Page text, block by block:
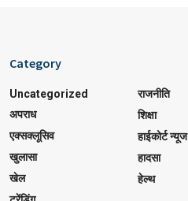
Category
Uncategorized
अपराध
एक्सक्लूसिव
खुलासा
खेल
राजनीति
शिक्षा
हाईकोर्ट न्यूज
हादसा
हेल्थ